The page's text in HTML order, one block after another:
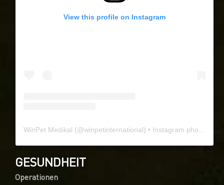
View this profile on Instagram
WinPet Medikal (@winpetinternational) • Instagram photos and videos
GESUNDHEIT
Operationen